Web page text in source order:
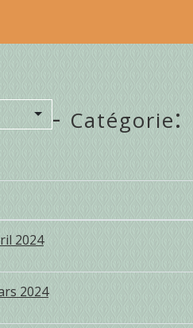
- Catégorie:
2024
2024